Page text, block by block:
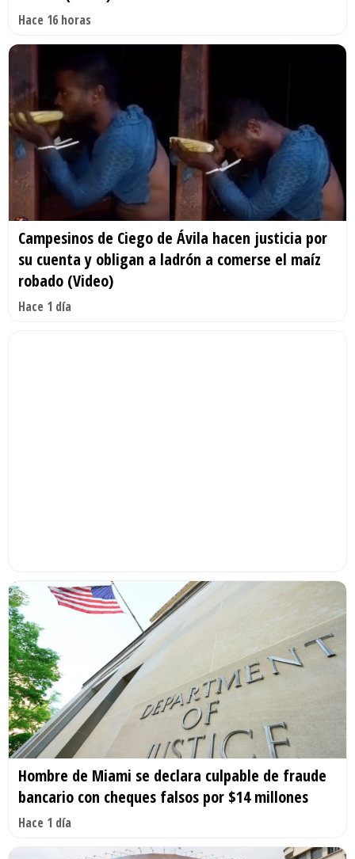
Hace 16 horas
Campesinos de Ciego de Ávila hacen justicia por
su cuenta y obligan a ladrón a comerse el maíz
robado (Video)
Hace 1 día
Hombre de Miami se declara culpable de fraude
bancario con cheques falsos por $14 millones
Hace 1 día